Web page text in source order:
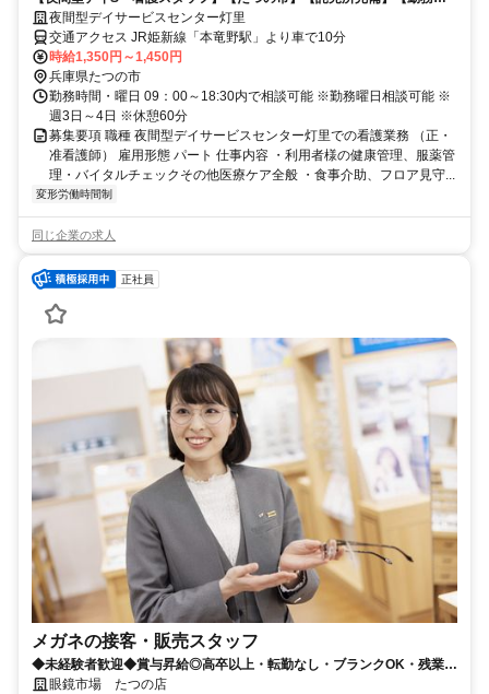
間相談可能！】【週3日～ＯＫ】
夜間型デイサービスセンター灯里
交通アクセス JR姫新線「本竜野駅」より車で10分
時給1,350円～1,450円
兵庫県たつの市
勤務時間・曜日 09：00～18:30内で相談可能 ※勤務曜日相談可能 ※
週3日～4日 ※休憩60分
募集要項 職種 夜間型デイサービスセンター灯里での看護業務 （正・
准看護師） 雇用形態 パート 仕事内容 ・利用者様の健康管理、服薬管
理・バイタルチェックその他医療ケア全般 ・食事介助、フロア見守...
変形労働時間制
同じ企業の求人
正社員
メガネの接客・販売スタッフ
◆未経験者歓迎◆賞与昇給◎高卒以上・転勤なし・ブランクOK・残業少
なめ・業界No1！
眼鏡市場 たつの店